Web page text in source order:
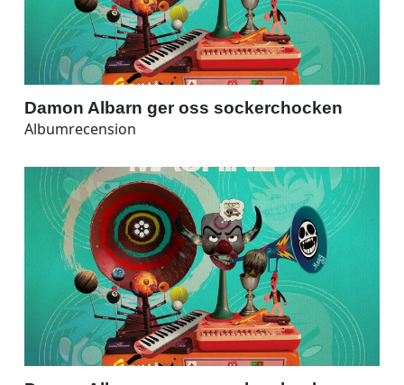
Damon Albarn ger oss sockerchocken
Albumrecension